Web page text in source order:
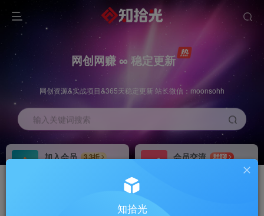
网创网赚 ∞ 稳定更新
网创资源&实战项目&365天稳定更新 站长微信：moonsohh
输入关键词搜索
加入会员
3.3折
会员交流
群聊
知拾光